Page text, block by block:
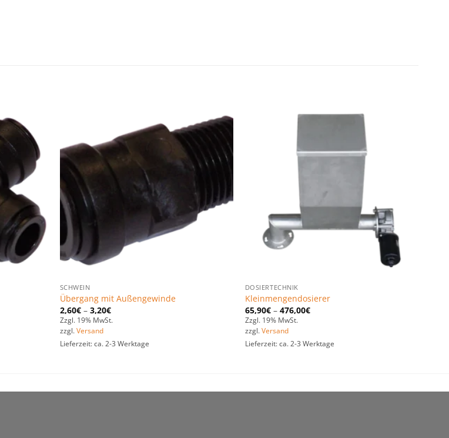
Zu den
Favoriten
hinzufügen
Zu den
hinzufügen
SCHWEIN
Übergang mit Außengewinde
2,60€– 3,20€
Zzgl. 19% MwSt.
zzgl. Versand
Lieferzeit: ca. 2-3 Werktage
DOSIERTECHNIK
Kleinmengendosierer
65,90€– 476,00€
Zzgl. 19% MwSt.
zzgl. Versand
Lieferzeit: ca. 2-3 Werktage